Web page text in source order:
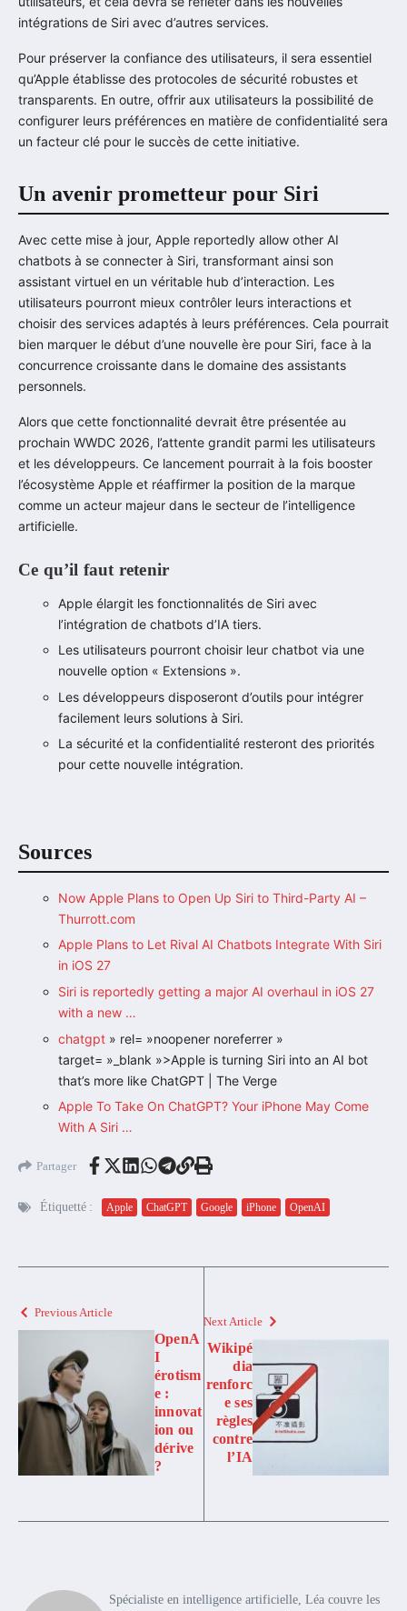
intégrations de Siri avec d’autres services.
Pour préserver la confiance des utilisateurs, il sera essentiel
qu’Apple établisse des protocoles de sécurité robustes et
transparents. En outre, offrir aux utilisateurs la possibilité de
configurer leurs préférences en matière de confidentialité sera
un facteur clé pour le succès de cette initiative.
Un avenir prometteur pour Siri
Avec cette mise à jour, Apple reportedly allow other AI
chatbots à se connecter à Siri, transformant ainsi son
assistant virtuel en un véritable hub d’interaction. Les
utilisateurs pourront mieux contrôler leurs interactions et
choisir des services adaptés à leurs préférences. Cela pourrait
bien marquer le début d’une nouvelle ère pour Siri, face à la
concurrence croissante dans le domaine des assistants
personnels.
Alors que cette fonctionnalité devrait être présentée au
prochain WWDC 2026, l’attente grandit parmi les utilisateurs
et les développeurs. Ce lancement pourrait à la fois booster
l’écosystème Apple et réaffirmer la position de la marque
comme un acteur majeur dans le secteur de l’intelligence
artificielle.
Ce qu’il faut retenir
Apple élargit les fonctionnalités de Siri avec
l’intégration de chatbots d’IA tiers.
Les utilisateurs pourront choisir leur chatbot via une
nouvelle option « Extensions ».
Les développeurs disposeront d’outils pour intégrer
facilement leurs solutions à Siri.
La sécurité et la confidentialité resteront des priorités
pour cette nouvelle intégration.
Sources
Now Apple Plans to Open Up Siri to Third-Party AI –
Thurrott.com
Apple Plans to Let Rival AI Chatbots Integrate With Siri
in iOS 27
Siri is reportedly getting a major AI overhaul in iOS 27
with a new …
chatgpt » rel= »noopener noreferrer »
target= »_blank »>Apple is turning Siri into an AI bot
that’s more like ChatGPT | The Verge
Apple To Take On ChatGPT? Your iPhone May Come
With A Siri …
Partager
Étiquetté : Apple ChatGPT Google iPhone OpenAI
Previous Article
OpenA
I
érotism
e :
innovat
ion ou
dérive
?
Next Article
Wikipé
dia
renforc
e ses
règles
contre
l’IA
Spécialiste en intelligence artificielle, Léa couvre les